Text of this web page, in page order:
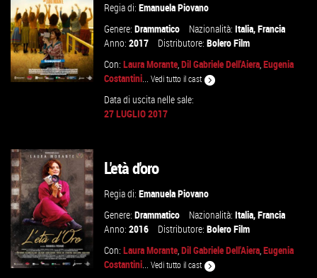
VAI ALLA SCHEDA
Regia di:Emanuela Piovano
Genere:Drammatico Nazionalità:Italia,Francia
Anno:2017 Distributore:Bolero Film
Con:Laura Morante,Dil Gabriele Dell'Aiera,Eugenia
Costantini...Vedi tutto il cast
Data di uscita nelle sale:
27 LUGLIO 2017
L'età d'oro
Regia di:Emanuela Piovano
Genere:Drammatico Nazionalità:Italia,Francia
Anno:2016 Distributore:Bolero Film
Con:Laura Morante,Dil Gabriele Dell'Aiera,Eugenia
Costantini...Vedi tutto il cast